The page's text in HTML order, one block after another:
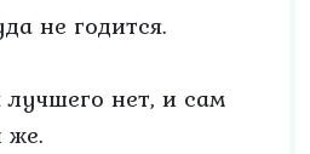
не годится.
нет, и сам
же.